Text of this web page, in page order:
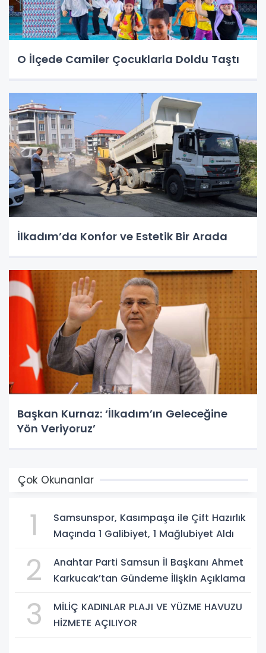
O İlçede Camiler Çocuklarla Doldu Taştı
İlkadım’da Konfor ve Estetik Bir Arada
Başkan Kurnaz: ‘İlkadım’ın Geleceğine
Yön Veriyoruz’
Çok Okunanlar
1
Samsunspor, Kasımpaşa ile Çift Hazırlık
Maçında 1 Galibiyet, 1 Mağlubiyet Aldı
2
Anahtar Parti Samsun İl Başkanı Ahmet
Karkucak’tan Gündeme İlişkin Açıklama
3
MİLİÇ KADINLAR PLAJI VE YÜZME HAVUZU
HİZMETE AÇILIYOR